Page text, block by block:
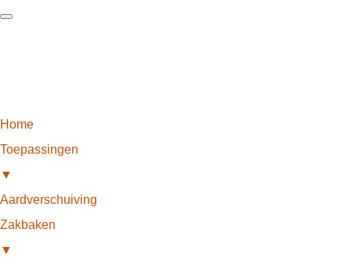
Home
Toepassingen
▼
Aardverschuiving
Zakbaken
▼